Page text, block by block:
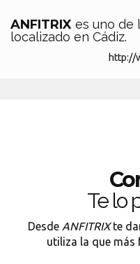
ANFITRIX es uno de
localizado en Cádiz.
http://
Te lo
Desde ANFITRIXte
utiliza la que más